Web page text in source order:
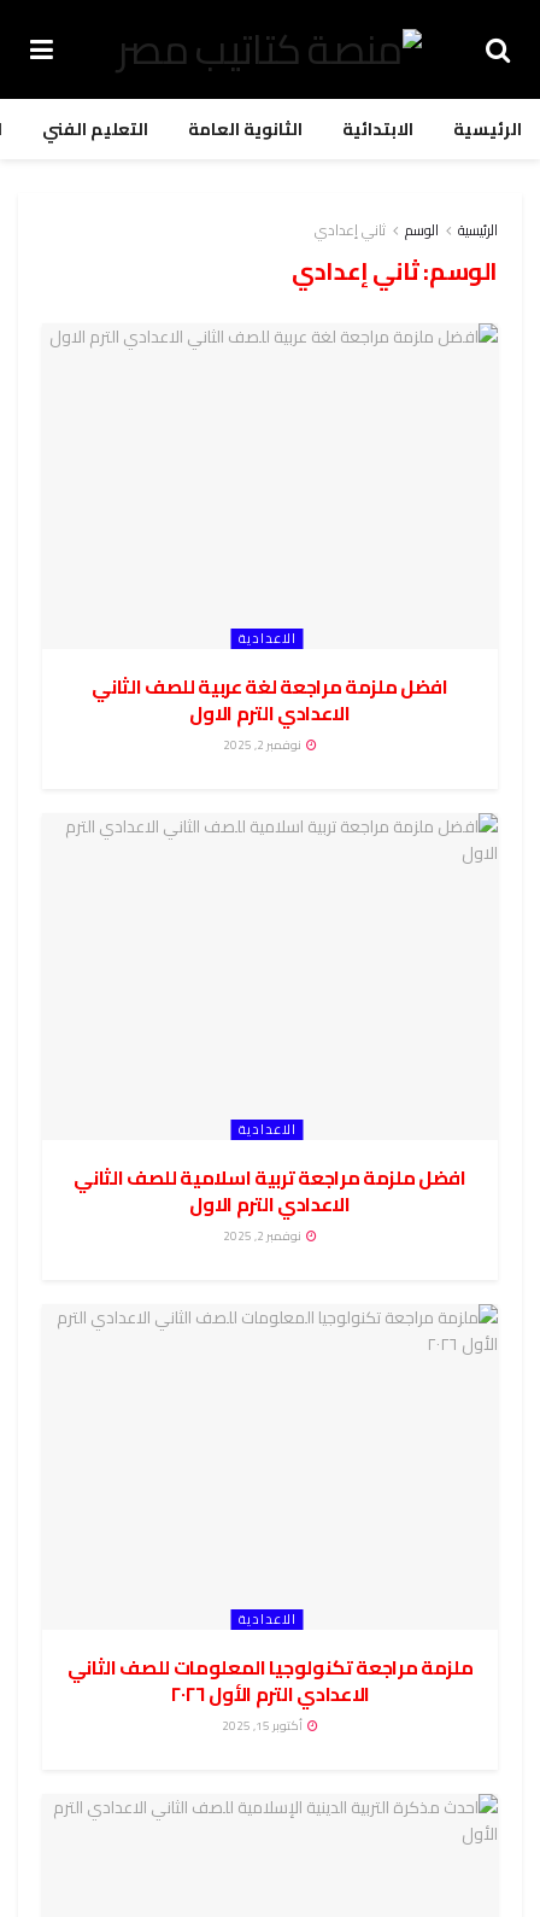
الرئيسية الابتدائية الثانوية العامة التعليم الفني
الرئيسية الوسم ثاني إعدادي
الوسم:ثاني إعدادي
الاعدادية
افضل ملزمة مراجعة لغة عربية للصف الثاني
الاعدادي الترم الاول
نوفمبر 2, 2025
الاعدادية
افضل ملزمة مراجعة تربية اسلامية للصف الثاني
الاعدادي الترم الاول
نوفمبر 2, 2025
الاعدادية
ملزمة مراجعة تكنولوجيا المعلومات للصف الثاني
الاعدادي الترم الأول ٢٠٢٦
أكتوبر 15, 2025